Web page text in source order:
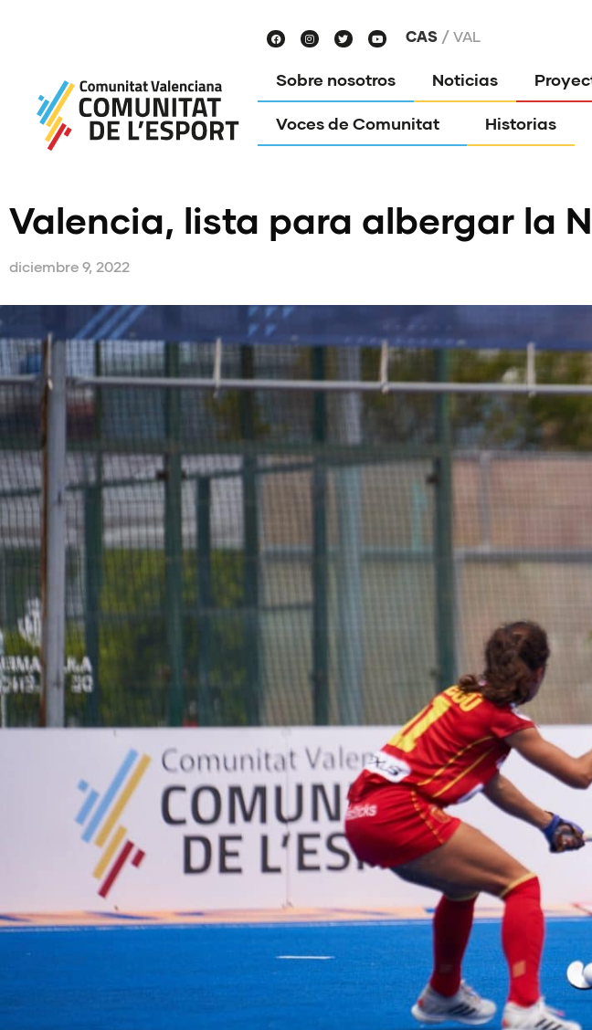
CAS VAL
Sobre nosotros Noticias
Voces de Comunitat Historias
Valencia, lista para albergar la
diciembre 9, 2022